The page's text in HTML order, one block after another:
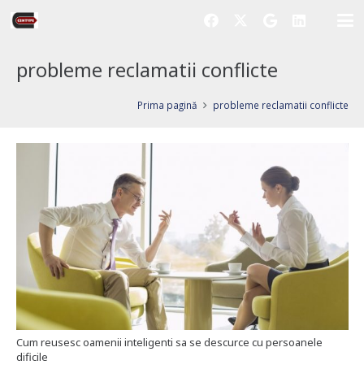
probleme reclamatii conflicte
Prima pagină probleme reclamatii conflicte
Cum reusesc oamenii inteligenti sa se descurce cu persoanele
dificile